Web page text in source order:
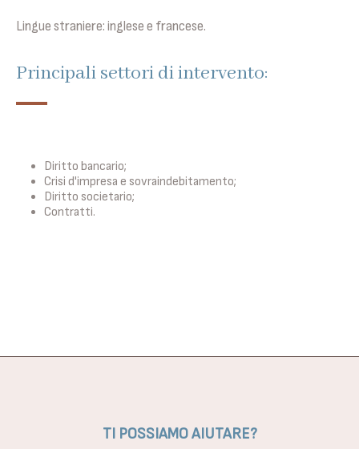
Lingue straniere: inglese e francese.
Principali settori di intervento:
Diritto bancario;
Crisi d'impresa e sovraindebitamento;
Diritto societario;
Contratti.
TI POSSIAMO AIUTARE?